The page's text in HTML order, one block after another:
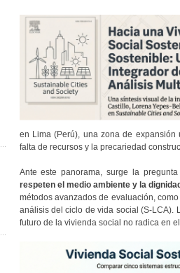
en Lima (Perú), una zona de
falta de recursos y la precariedad
Ante este panorama, surge la
respeten el medio ambiente y la
métodos avanzados de evaluación,
análisis del ciclo de vida social (S-LCA).
futuro de la vivienda social no radica en